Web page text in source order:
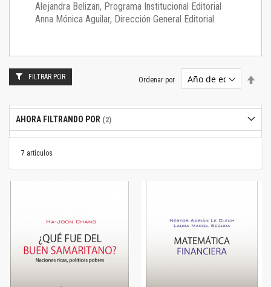
Alejandra Belizan, Programa Institucional Editorial
Anna Mónica Aguilar, Dirección General Editorial
7 artículos
Ordenar por
FILTRAR POR
AHORA FILTRANDO POR